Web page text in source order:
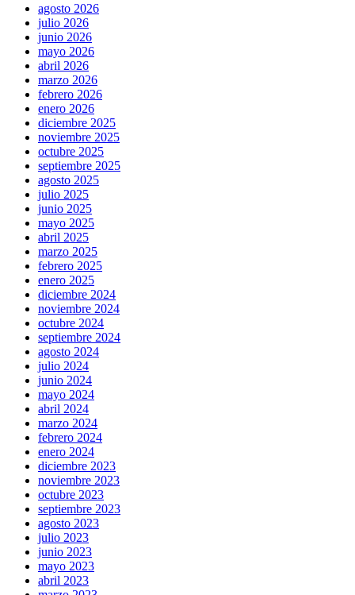
agosto 2026
julio 2026
junio 2026
mayo 2026
abril 2026
marzo 2026
febrero 2026
enero 2026
diciembre 2025
noviembre 2025
octubre 2025
septiembre 2025
agosto 2025
julio 2025
junio 2025
mayo 2025
abril 2025
marzo 2025
febrero 2025
enero 2025
diciembre 2024
noviembre 2024
octubre 2024
septiembre 2024
agosto 2024
julio 2024
junio 2024
mayo 2024
abril 2024
marzo 2024
febrero 2024
enero 2024
diciembre 2023
noviembre 2023
octubre 2023
septiembre 2023
agosto 2023
julio 2023
junio 2023
mayo 2023
abril 2023